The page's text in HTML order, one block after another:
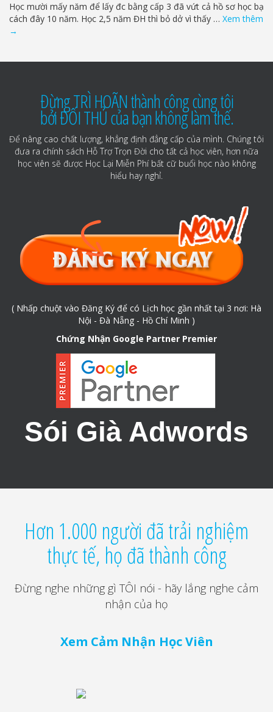
Học mười mấy năm để lấy đc bằng cấp 3 đã vứt cả hồ sơ học bạ
cách đây 10 năm. Học 2,5 năm ĐH thì bỏ dở vì thấy … Xem thêm
→
Đừng TRÌ HOÃN thành công cùng tôi
bởi ĐỐI THỦ của bạn không làm thế.
Để nâng cao chất lượng, khẳng định đẳng cấp của mình. Chúng tôi
đưa ra chính sách Hỗ Trợ Trọn Đời cho tất cả học viên, hơn nữa
học viên sẽ được Học Lại Miễn Phí bất cữ buổi học nào không
hiểu hay nghỉ.
( Nhấp chuột vào Đăng Ký để có Lịch học gần nhất tại 3 nơi: Hà
Nội - Đà Nẵng - Hồ Chí Minh )
Chứng Nhận Google Partner Premier
Sói Già Adwords
Hơn 1.000 người đã trải nghiệm
thực tế, họ đã thành công
Đừng nghe những gì TÔI nói - hãy lắng nghe cảm
nhận của họ
Xem Cảm Nhận Học Viên